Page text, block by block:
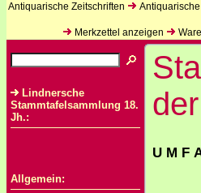
Antiquarische Zeitschriften
Merkzettel anzeigen
Lindnersche
Stammtafelsammlung 18.
Jh.:
Allgemein:
der
U M F